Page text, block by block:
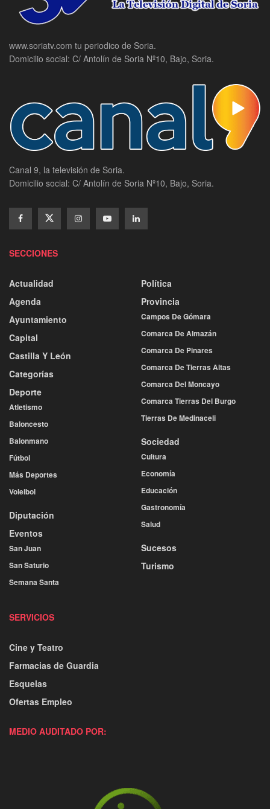
www.soriatv.com tu periodico de Soria.
Domicilio social: C/ Antolín de Soria Nº10, Bajo, Soria.
Canal 9, la televisión de Soria.
Domicilio social: C/ Antolín de Soria Nº10, Bajo, Soria.
SECCIONES
Actualidad
Agenda
Ayuntamiento
Capital
Castilla Y León
Categorías
Deporte
Atletismo
Baloncesto
Balonmano
Fútbol
Más Deportes
Voleibol
Diputación
Eventos
San Juan
San Saturio
Semana Santa
Política
Provincia
Campos De Gómara
Comarca De Almazán
Comarca De Pinares
Comarca De Tierras Altas
Comarca Del Moncayo
Comarca Tierras Del Burgo
Tierras De Medinaceli
Sociedad
Cultura
Economía
Educación
Gastronomía
Salud
Sucesos
Turismo
SERVICIOS
Cine y Teatro
Farmacias de Guardia
Esquelas
Ofertas Empleo
MEDIO AUDITADO POR: